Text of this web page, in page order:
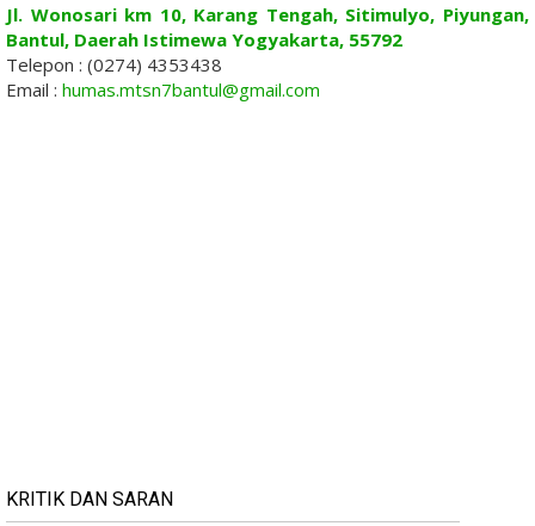
Jl. Wonosari km 10, Karang Tengah, Sitimulyo, Piyungan,
Bantul, Daerah Istimewa Yogyakarta, 55792
Telepon : (0274) 4353438
Email : humas.mtsn7bantul@gmail.com
KRITIK DAN SARAN